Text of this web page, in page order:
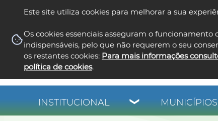
Este site utiliza cookies para melhorar a sua
Os cookies essenciais asseguram o funcionamento
indispensáveis, pelo que não requerem o seu
os restantes cookies: Para mais informações
política de cookies.
INSTITUCIONAL MUNICÍPIOS